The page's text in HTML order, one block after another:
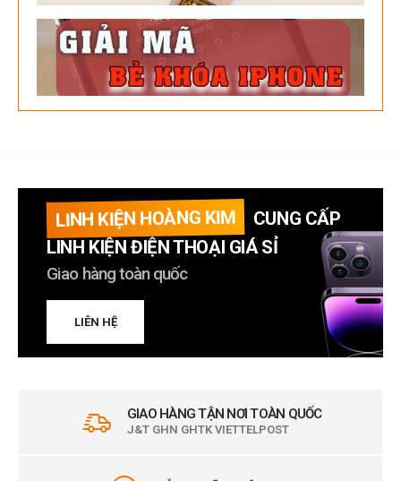
LINH KIỆN HOÀNG KIM
CUNG CẤP
LINH KIỆN ĐIỆN THOẠI GIÁ SỈ
Giao hàng toàn quốc
LIÊN HỆ
GIAO HÀNG TẬN NƠI TOÀN QUỐC
J&T GHN GHTK VIETTELPOST